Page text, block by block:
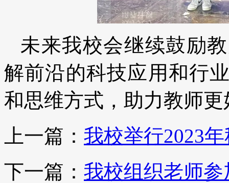
未来我校会继续鼓励
解前沿的科技应用和行
和思维方式，助力教师
上一篇： 我校举行2023
下一篇： 我校组织老师